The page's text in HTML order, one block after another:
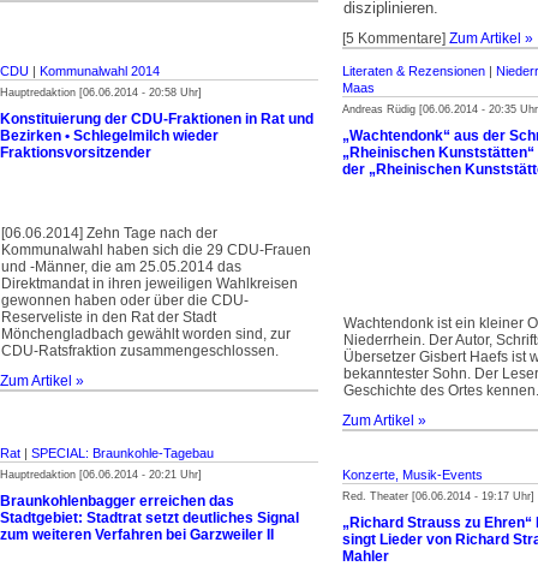
disziplinieren.
[5 Kommentare] Zum Artikel »
CDU | Kommunalwahl 2014
Hauptredaktion [06.06.2014 - 20:58 Uhr]
Konstituierung der CDU-Fraktionen in Rat und
Bezirken • Schlegelmilch wieder
Fraktionsvorsitzender
[06.06.2014] Zehn Tage nach der
Kommunalwahl haben sich die 29 CDU-Frauen
und -Männer, die am 25.05.2014 das
Direktmandat in ihren jeweiligen Wahlkreisen
gewonnen haben oder über die CDU-
Reserveliste in den Rat der Stadt
Mönchengladbach gewählt worden sind, zur
CDU-Ratsfraktion zusammengeschlossen.
Zum Artikel »
Literaten & Rezensionen |
Maas
Andreas Rüdig [06.06.2014 - 20:35
„Wachtendonk“ aus der
„Rheinischen
der „Rheinischen
Wachtendonk ist ein kleiner
Niederrhein. Der Autor,
Übersetzer Gisbert Haefs ist
bekanntester Sohn. Der
Geschichte des Ortes kennen.
Zum Artikel »
Rat | SPECIAL: Braunkohle-Tagebau
Hauptredaktion [06.06.2014 - 20:21 Uhr]
Braunkohlenbagger erreichen das
Stadtgebiet: Stadtrat setzt deutliches Signal
zum weiteren Verfahren bei Garzweiler II
Konzerte, Musik-Events
Red. Theater [06.06.2014 - 19:17 Uhr]
„Richard Strauss zu
singt Lieder von Richard
Mahler